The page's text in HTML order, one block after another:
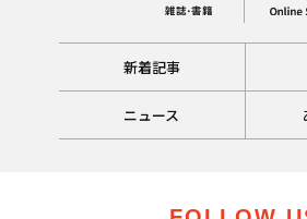
新着記事
ニュース